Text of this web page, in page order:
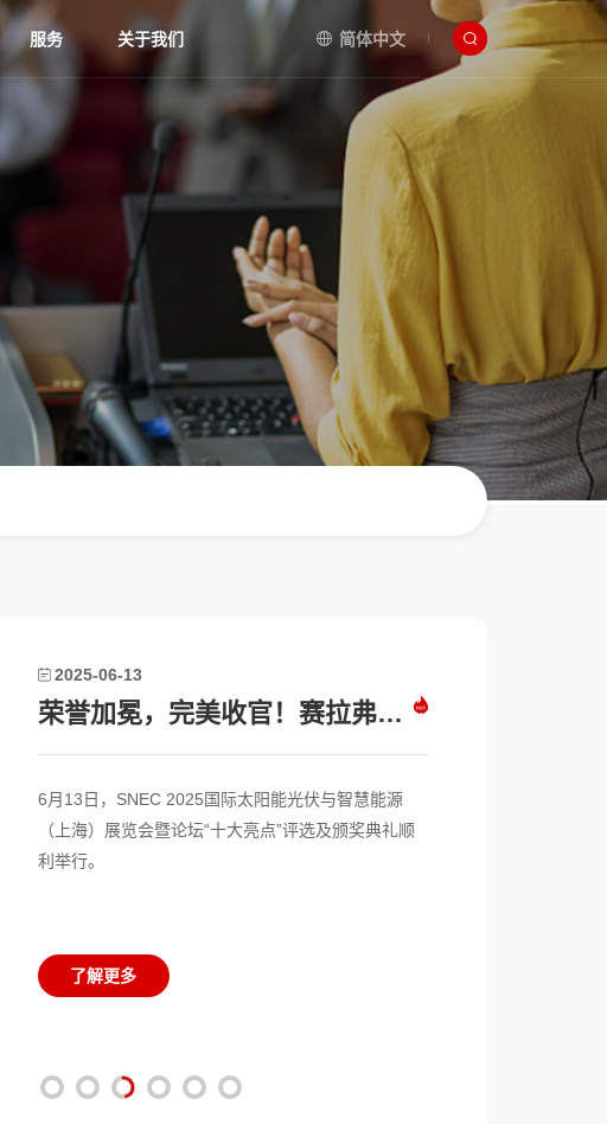
服务 关于我们 简体中文
再获央企认可！赛拉弗中标中国电建3GW TOPCon组件采集项目
了解更多
赛拉弗实力登榜标普首届Tier 1光伏组件供应商
了解更多
实力问鼎！赛拉弗荣登SolarQuotes澳大利亚光伏组件品牌Top 10榜单
了解更多
2025-06-13
荣誉加冕，完美收官！赛拉弗获评SNEC十大亮点“吉瓦级金奖”
6月13日，SNEC 2025国际太阳能光伏与智慧能源
（上海）展览会暨论坛“十大亮点”评选及颁奖典礼顺
利举行。
了解更多
赛拉弗再次卫冕2025 PVEL“最佳表现”组件供应商
了解更多
连续11年！赛拉弗再次蝉联彭博BNEF Tier 1榜单
了解更多
再获央企认可！赛拉弗中标中国电建3GW TOPCon组件采集项目
了解更多
赛拉弗实力登榜标普首届Tier 1光伏组件供应商
了解更多